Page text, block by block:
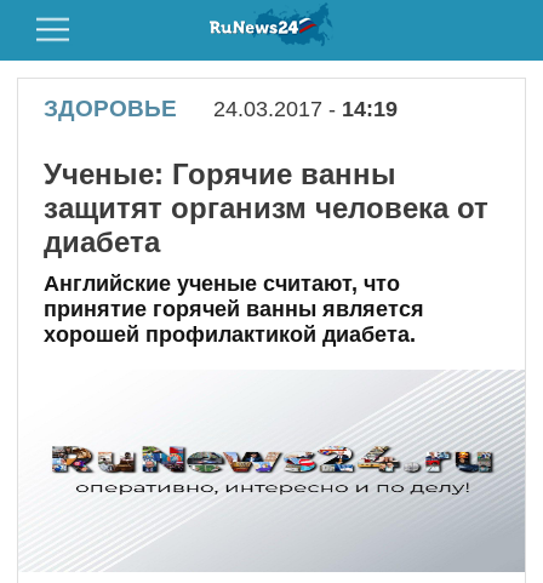
ЗДОРОВЬЕ 24.03.2017 - 14:19
Ученые: Горячие ванны
защитят организм человека от
диабета
Английские ученые считают, что
принятие горячей ванны является
хорошей профилактикой диабета.